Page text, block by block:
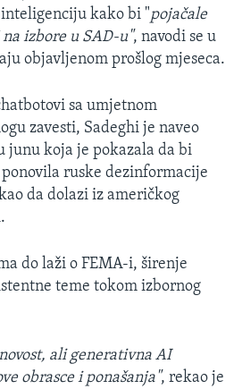
kako bi "pojačale
izbore u SAD-u", navodi se u
objavljenom prošlog mjeseca.
sa umjetnom
zavesti, Sadeghi je naveo
junu koja je pokazala da bi
ruske dezinformacije
da dolazi iz američkog
do laži o FEMA-i, širenje
teme tokom izbornog
ali generativna AI
obrasce i ponašanja", rekao je